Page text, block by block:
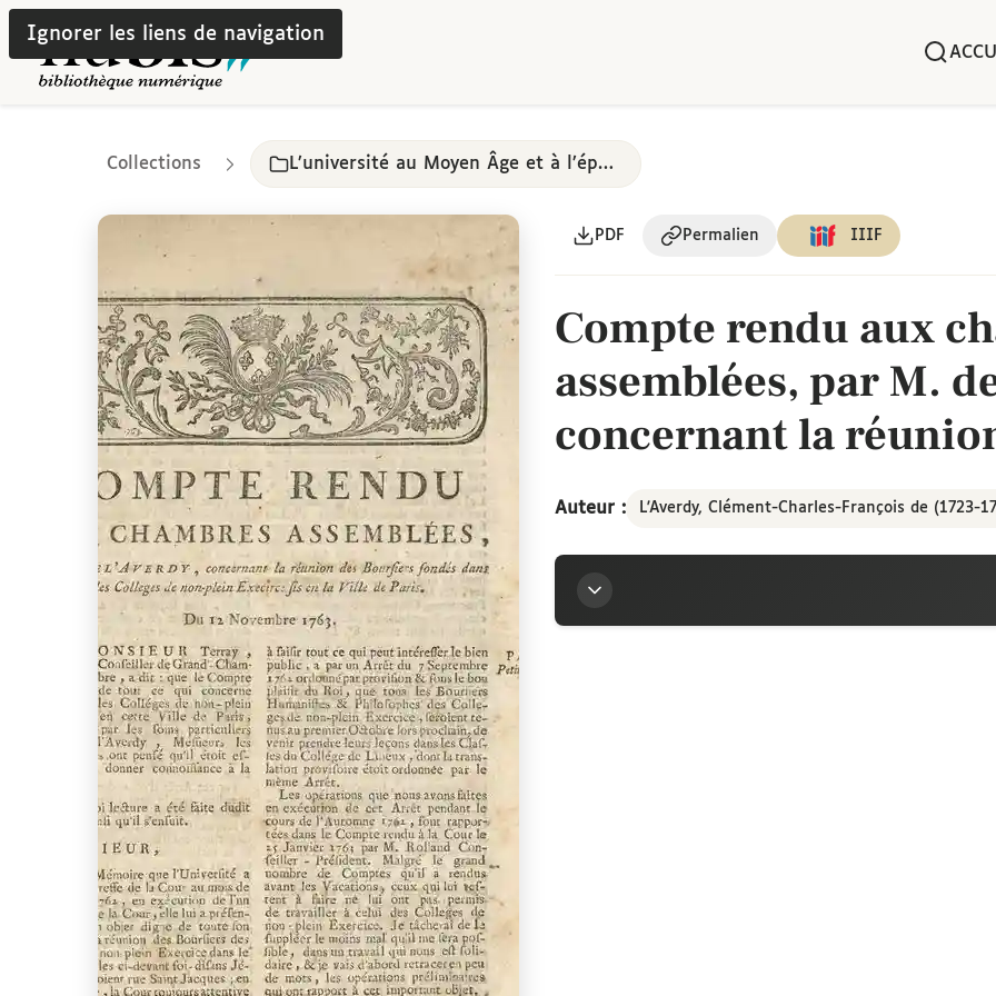
Ignorer les liens de navigation
Collections L’université au Moyen Âge et à l’époque moderne
PDF Permalien IIIF
Compte rendu aux
assemblées, par M.
concernant la
fondés dans les
exercice sis en la
novembre 1763
Auteur : L'Averdy, Clément-Charles-François de (1723-